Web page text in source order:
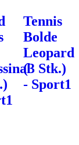
Tennis
Bolde
Leopard
(3 Stk.)
- Sport1